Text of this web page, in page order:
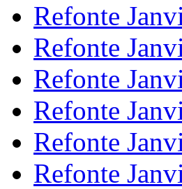
Refonte
Refonte
Refonte
Refonte
Refonte
Refonte